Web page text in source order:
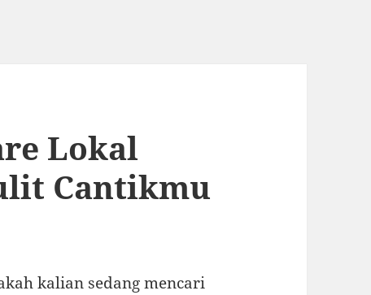
Lokal
Cantikmu
kalian sedang mencari